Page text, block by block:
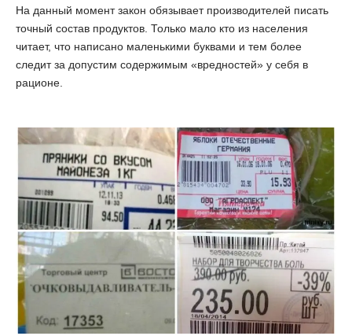
На данный момент закон обязывает производителей писать
точный состав продуктов. Только мало кто из населения
читает, что написано маленькими буквами и тем более
следит за допустим содержимым «вредностей» у себя в
рационе.